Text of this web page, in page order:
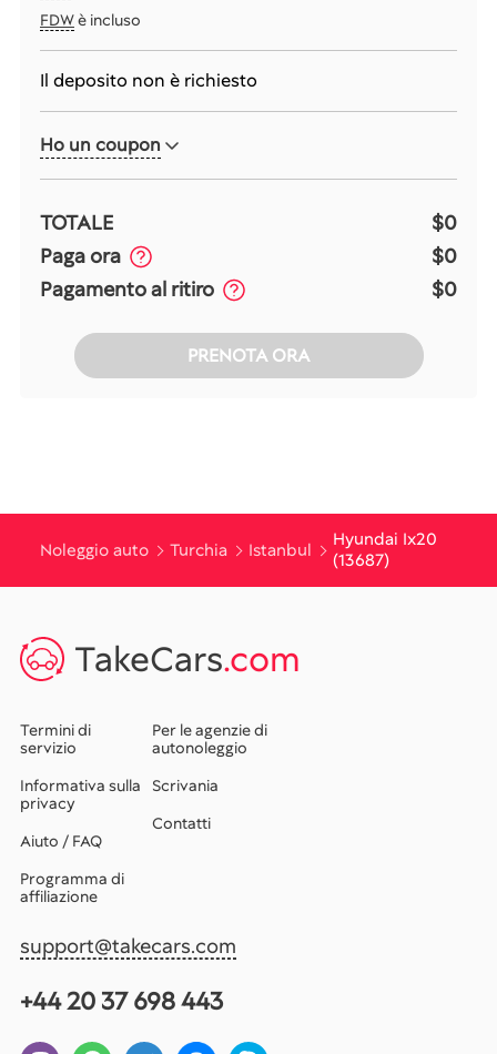
FDWè incluso
Il deposito non è richiesto
Ho un coupon
TOTALE
$0
Paga ora
$0
Pagamento al ritiro
$0
PRENOTA ORA
Noleggio auto Turchia Istanbul
Hyundai Ix20
(13687)
TakeCars.com
Termini di
servizio
Informativa sulla
privacy
Aiuto / FAQ
Programma di
affiliazione
Per le agenzie di
autonoleggio
Scrivania
Contatti
support@takecars.com
+44 20 37 698 443